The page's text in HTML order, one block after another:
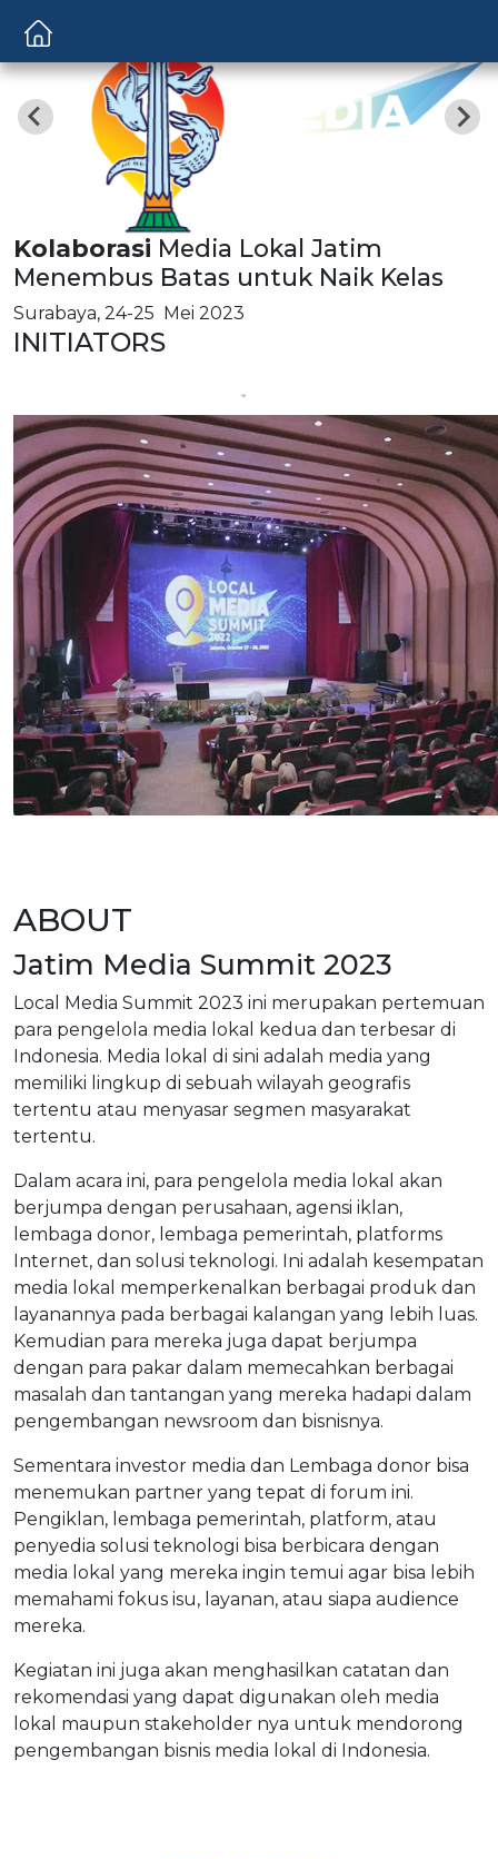
Kolaborasi Media Lokal Jatim
Menembus Batas untuk Naik Kelas
Surabaya, 24-25 Mei 2023
INITIATORS
ABOUT
Jatim Media Summit 2023
Local Media Summit 2023 ini merupakan pertemuan
para pengelola media lokal kedua dan terbesar di
Indonesia. Media lokal di sini adalah media yang
memiliki lingkup di sebuah wilayah geografis
tertentu atau menyasar segmen masyarakat
tertentu.
Dalam acara ini, para pengelola media lokal akan
berjumpa dengan perusahaan, agensi iklan,
lembaga donor, lembaga pemerintah, platforms
Internet, dan solusi teknologi. Ini adalah kesempatan
media lokal memperkenalkan berbagai produk dan
layanannya pada berbagai kalangan yang lebih luas.
Kemudian para mereka juga dapat berjumpa
dengan para pakar dalam memecahkan berbagai
masalah dan tantangan yang mereka hadapi dalam
pengembangan newsroom dan bisnisnya.
Sementara investor media dan Lembaga donor bisa
menemukan partner yang tepat di forum ini.
Pengiklan, lembaga pemerintah, platform, atau
penyedia solusi teknologi bisa berbicara dengan
media lokal yang mereka ingin temui agar bisa lebih
memahami fokus isu, layanan, atau siapa audience
mereka.
Kegiatan ini juga akan menghasilkan catatan dan
rekomendasi yang dapat digunakan oleh media
lokal maupun stakeholder nya untuk mendorong
pengembangan bisnis media lokal di Indonesia.